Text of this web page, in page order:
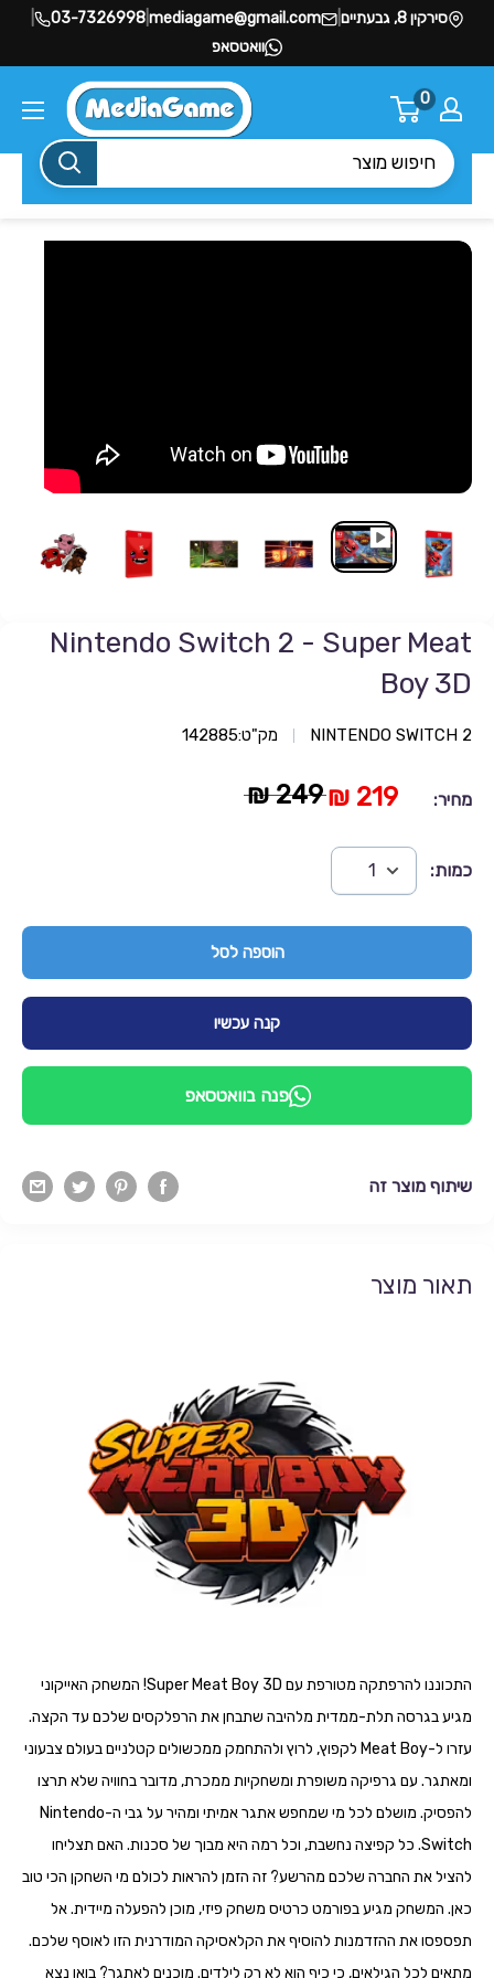
סירקין 8, גבעתיים |
mediagame@gmail.com
|
03-7326998
וואטסאפ
0
Nintendo Switch 2 - Super Meat
Boy 3D
NINTENDO SWITCH 2 מק"ט:142885
מחיר: 219 ₪
249 ₪
כמות:
הוספה לסל
קנה עכשיו
פנה בוואטסאפ
שיתוף מוצר זה
תאור מוצר
התכוננו להרפתקה מטורפת עם Super Meat Boy 3D! המשחק האייקוני
מגיע בגרסה תלת-ממדית מלהיבה שתבחן את הרפלקסים שלכם עד הקצה.
עזרו ל-Meat Boy לקפוץ, לרוץ ולהתחמק ממכשולים קטלניים בעולם צבעוני
ומאתגר. עם גרפיקה משופרת ומשחקיות ממכרת, מדובר בחוויה שלא תרצו
להפסיק. מושלם לכל מי שמחפש אתגר אמיתי ומהיר על גבי ה-Nintendo
Switch. כל קפיצה נחשבת, וכל רמה היא מבוך של סכנות. האם תצליחו
להציל את החברה שלכם מהרשע? זה הזמן להראות לכולם מי השחקן הכי טוב
כאן. המשחק מגיע בפורמט כרטיס משחק פיזי, מוכן להפעלה מיידית. אל
תפספסו את ההזדמנות להוסיף את הקלאסיקה המודרנית הזו לאוסף שלכם.
מתאים לכל הגילאים, כי כיף הוא לא רק לילדים. מוכנים לאתגר? בואו נצא